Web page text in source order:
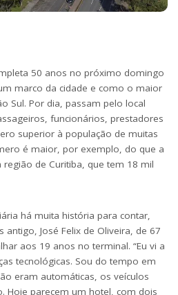
50 anos no próximo domingo
marco da cidade e como o maior
Sul. Por dia, passam pelo local
funcionários, prestadores
superior à população de muitas
é maior, por exemplo, do que a
de Curitiba, que tem 18 mil
há muita história para contar,
José Felix de Oliveira, de 67
aos 19 anos no terminal. “Eu vi a
tecnológicas. Sou do tempo em
eram automáticas, os veículos
Hoje parecem um hotel, com dois